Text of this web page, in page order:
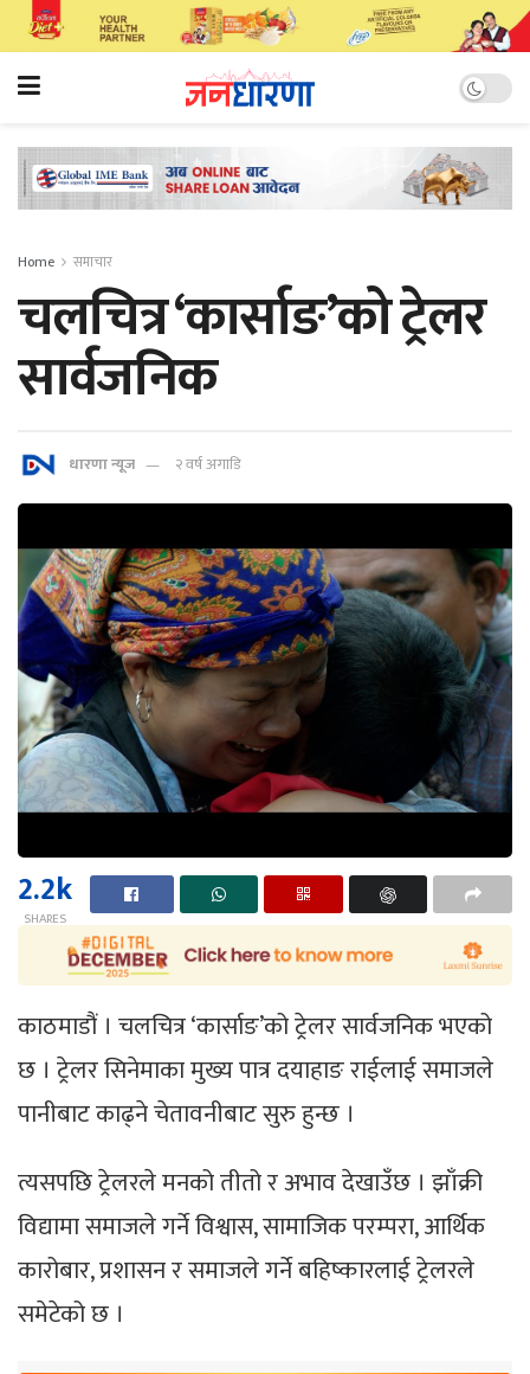
Home समाचार
चलचित्र ‘कार्साङ’को ट्रेलर
सार्वजनिक
धारणा न्यूज २ वर्ष अगाडि
2.2k
SHARES
काठमाडौं । चलचित्र ‘कार्साङ’को ट्रेलर सार्वजनिक भएको
छ । ट्रेलर सिनेमाका मुख्य पात्र दयाहाङ राईलाई समाजले
पानीबाट काढ्ने चेतावनीबाट सुरु हुन्छ ।
त्यसपछि ट्रेलरले मनको तीतो र अभाव देखाउँछ । झाँक्री
विद्यामा समाजले गर्ने विश्वास, सामाजिक परम्परा, आर्थिक
कारोबार, प्रशासन र समाजले गर्ने बहिष्कारलाई ट्रेलरले
समेटेको छ ।